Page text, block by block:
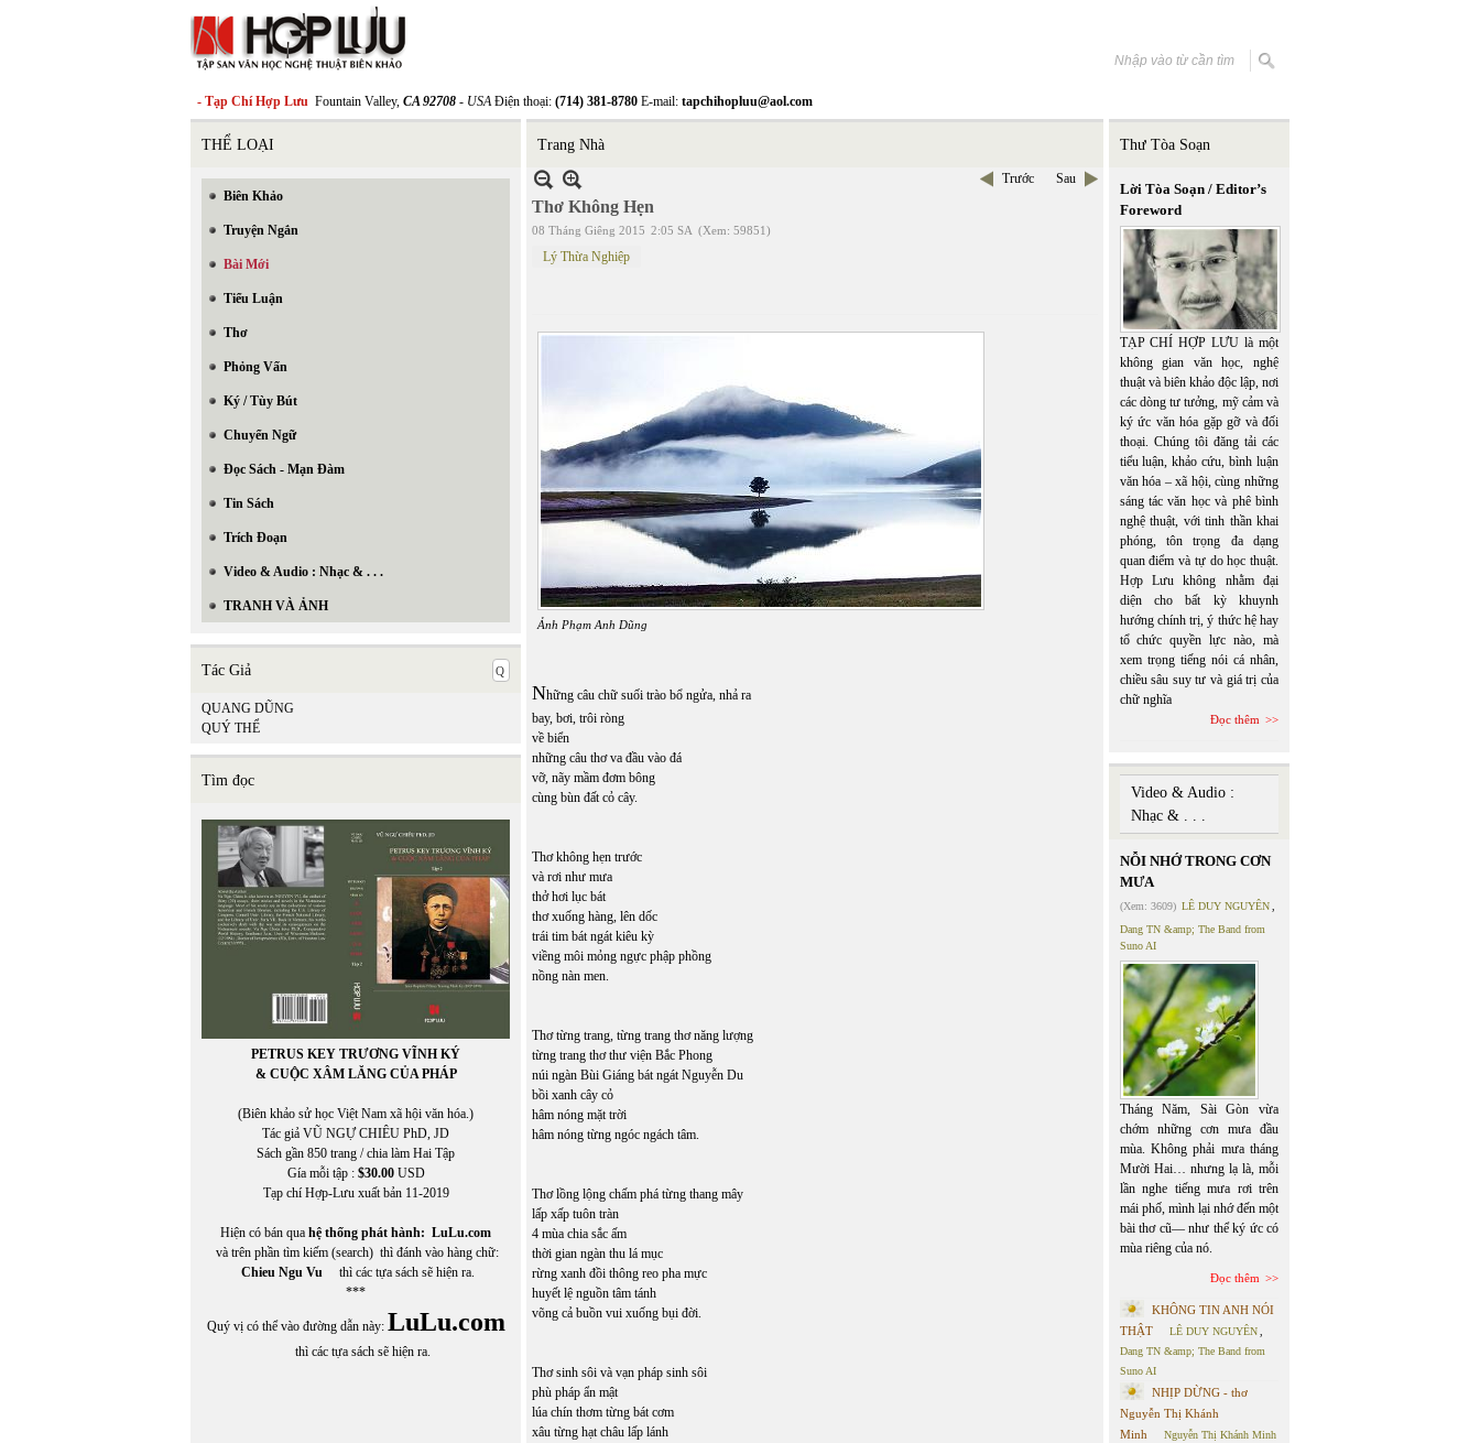
- Tạp Chí Hợp Lưu Fountain Valley, CA 92708 - USAĐiện thoại: (714) 381-8780 E-mail: tapchihopluu@aol.com
THỂ LOẠI
Biên Khảo
Truyện Ngắn
Bài Mới
Tiểu Luận
Thơ
Phỏng Vấn
Ký / Tùy Bút
Chuyển Ngữ
Đọc Sách - Mạn Đàm
Tin Sách
Trích Đoạn
Video & Audio : Nhạc & . . .
TRANH VÀ ẢNH
Tác Giả
QUANG DŨNG
QUÝ THỂ
Tìm đọc
PETRUS KEY TRƯƠNG VĨNH KÝ
& CUỘC XÂM LĂNG CỦA PHÁP
(Biên khảo sử học Việt Nam xã hội văn hóa.)
Tác giả VŨ NGỰ CHIÊU PhD, JD
Sách gần 850 trang / chia làm Hai Tập
Gía mỗi tập : $30.00USD
Tạp chí Hợp-Lưu xuất bản 11-2019
Hiện có bán qua hệ thống phát hành: LuLu.com
và trên phần tìm kiếm (search) thì đánh vào hàng chữ:
Chieu Ngu Vu thì các tựa sách sẽ hiện ra.
***
Quý vị có thể vào đường dẫn này: LuLu.com
thì các tựa sách sẽ hiện ra.
Trang Nhà
Trước Sau
Thơ Không Hẹn
08 Tháng Giêng 2015 2:05 SA (Xem: 59851)
Lý Thừa Nghiệp
Ảnh Phạm Anh Dũng
Những câu chữ suối trào bổ ngửa, nhả ra
bay, bơi, trôi ròng
về biển
những câu thơ va đầu vào đá
vỡ, nãy mầm đơm bông
cùng bùn đất cỏ cây.
Thơ không hẹn trước
và rơi như mưa
thở hơi lục bát
thơ xuống hàng, lên dốc
trái tim bát ngát kiêu kỳ
viềng môi mỏng ngực phập phồng
nồng nàn men.
Thơ từng trang, từng trang thơ năng lượng
từng trang thơ thư viện Bắc Phong
núi ngàn Bùi Giáng bát ngát Nguyễn Du
bồi xanh cây cỏ
hâm nóng mặt trời
hâm nóng từng ngóc ngách tâm.
Thơ lồng lộng chấm phá từng thang mây
lấp xấp tuôn tràn
4 mùa chia sắc ấm
thời gian ngàn thu lá mục
rừng xanh đồi thông reo pha mực
huyết lệ nguồn tâm tánh
võng cả buồn vui xuống bụi đời.
Thơ sinh sôi và vạn pháp sinh sôi
phù pháp ẩn mật
lúa chín thơm từng bát cơm
xâu từng hạt châu lấp lánh
Thư Tòa Soạn
Lời Tòa Soạn / Editor’s
Foreword
TẠP CHÍ HỢP LƯU là một
không gian văn học, nghệ
thuật và biên khảo độc lập, nơi
các dòng tư tưởng, mỹ cảm và
ký ức văn hóa gặp gỡ và đối
thoại. Chúng tôi đăng tải các
tiểu luận, khảo cứu, bình luận
văn hóa – xã hội, cùng những
sáng tác văn học và phê bình
nghệ thuật, với tinh thần khai
phóng, tôn trọng đa dạng
quan điểm và tự do học thuật.
Hợp Lưu không nhằm đại
diện cho bất kỳ khuynh
hướng chính trị, ý thức hệ hay
tổ chức quyền lực nào, mà
xem trọng tiếng nói cá nhân,
chiều sâu suy tư và giá trị của
chữ nghĩa
Đọc thêm
Video & Audio :
Nhạc & . . .
NỖI NHỚ TRONG CƠN
MƯA
(Xem: 3609) LÊ DUY NGUYÊN
Dang TN &amp; The Band from
Suno AI
Tháng Năm, Sài Gòn vừa
chớm những cơn mưa đầu
mùa. Không phải mưa tháng
Mười Hai… nhưng lạ là, mỗi
lần nghe tiếng mưa rơi trên
mái phố, mình lại nhớ đến một
bài thơ cũ— như thể ký ức có
mùa riêng của nó.
Đọc thêm
KHÔNG TIN ANH NÓI
THẬT
LÊ DUY NGUYÊN
Dang TN &amp; The Band from
Suno AI
NHỊP DỪNG - thơ
Nguyễn Thị Khánh
Minh
Nguyễn Thị Khánh Minh